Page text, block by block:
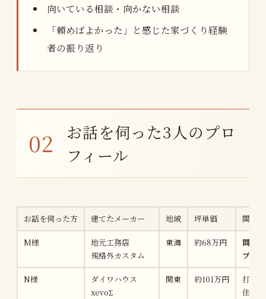
向いている相談・向かない相談
「頼めばよかった」と感じた家づくり経験
者の振り返り
お話を伺った3人のプロ
フィール
お話を伺った方 建てたメーカー 地域 坪単価 間取
M様
地元工務店
規格外カスタム
東海 約68万円
間取
プロ
N様
ダイワハウス
xevoΣ
関東 約101万円
打ち
住ん